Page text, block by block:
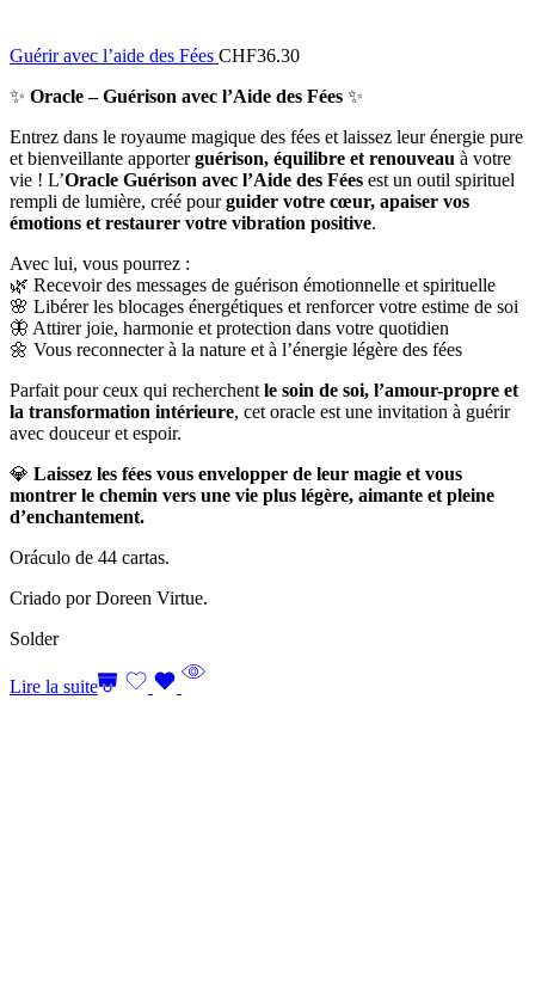
Guérir avec l’aide des Fées CHF36.30
✨ Oracle – Guérison avec l’Aide des Fées ✨
Entrez dans le royaume magique des fées et laissez leur énergie pure
et bienveillante apporterguérison, équilibre et renouveau à votre
vie ! L’Oracle Guérison avec l’Aide des Fées est un outil spirituel
rempli de lumière, créé pourguider votre cœur, apaiser vos
émotions et restaurer votre vibration positive.
Avec lui, vous pourrez :
🌿 Recevoir des messages de guérison émotionnelle et spirituelle
🌸 Libérer les blocages énergétiques et renforcer votre estime de soi
🦋 Attirer joie, harmonie et protection dans votre quotidien
🌼 Vous reconnecter à la nature et à l’énergie légère des fées
Parfait pour ceux qui recherchent le soin de soi, l’amour-propre et
la transformation intérieure, cet oracle est une invitation à guérir
avec douceur et espoir.
💎 Laissez les fées vous envelopper de leur magie et vous
montrer le chemin vers une vie plus légère, aimante et pleine
d’enchantement.
Oráculo de 44 cartas.
Criado por Doreen Virtue.
Solder
Lire la suite